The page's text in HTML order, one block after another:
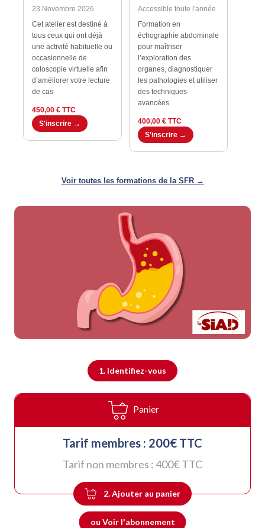
23 Novembre 2026
Cet atelier est destiné à
tous ceux qui ont déjà
une activité habituelle ou
occasionnelle de
coloscopie virtuelle afin
d’améliorer votre lecture
de cas
450,00 € TTC
S'inscrire →
Accessible toute l'année
Formation en
échographie abdominale
pour maîtriser
l’exploration des
organes, diagnostiquer
les pathologies et utiliser
des techniques
avancées.
400,00 € TTC
S'inscrire →
Voir toutes les formations de la SFR →
1. Identifiez-vous
Panier
Tarif membres : 200€ TTC
Tarif non membres :400€ TTC
2. Ajouter au panier
ou Voir l'abonnement